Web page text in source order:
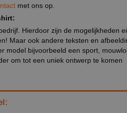
met ons op.
Hierdoor zijn de mogelijkheden
Maar ook andere teksten en
model bijvoorbeeld een sport,
om tot een uniek ontwerp te komen